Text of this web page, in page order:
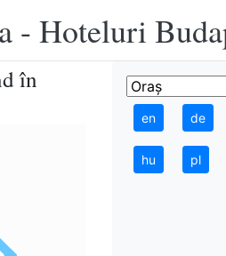
- Hoteluri
în
en de
hu pl